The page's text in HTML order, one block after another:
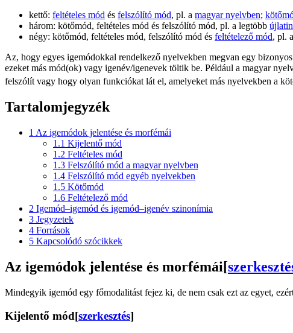
kettő: feltételes mód és felszólító mód, pl. a magyar nyelvben;
három: kötőmód, feltételes mód és felszólító mód, pl. a legtöbb
négy: kötőmód, feltételes mód, felszólító mód és feltételező mód, pl.
Az, hogy egyes igemódokkal rendelkező nyelvekben megvan egy
ezeket más mód(ok) vagy igenév/igenevek töltik be. Például a magyar
felszólít vagy hogy olyan funkciókat lát el, amelyeket más nyelvekben a
Tartalomjegyzék
1 Az igemódok jelentése és morfémái
1.1 Kijelentő mód
1.2 Feltételes mód
1.3 Felszólító mód a magyar nyelvben
1.4 Felszólító mód egyéb nyelvekben
1.5 Kötőmód
1.6 Feltételező mód
2 Igemód–igemód és igemód–igenév szinonímia
3 Jegyzetek
4 Források
5 Kapcsolódó szócikkek
Az igemódok jelentése és morfémái[
Mindegyik igemód egy főmodalitást fejez ki, de nem csak ezt az egyet,
Kijelentő mód[szerkesztés]